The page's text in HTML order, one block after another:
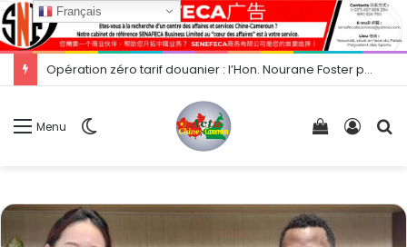
Opération zéro tarif douanier : l’Hon. Nourane Foster présente les opportunités d’exportation vers la Chine.
Menu
Voir
Français